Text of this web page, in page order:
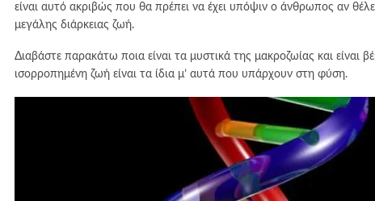
είναι αυτό ακριβώς που θα πρέπει να έχει υπόψιν ο άνθρωπος αν
μεγάλης διάρκειας ζωή.
Διαβάστε παρακάτω ποια είναι τα μυστικά της μακροζωίας και είναι
ισορροπημένη ζωή είναι τα ίδια μ’ αυτά που υπάρχουν στη φύση.